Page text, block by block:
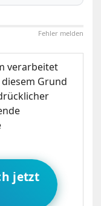
Fehler melden
verarbeitet
Grund
jetzt